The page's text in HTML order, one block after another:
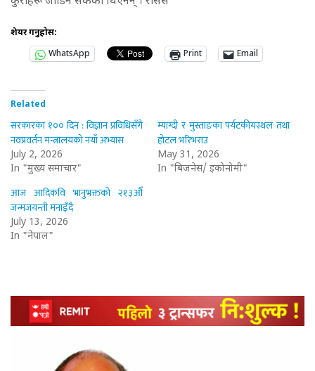
शेयर गर्नुहोस:
WhatsApp
Print Email
Related
सरकारका १०० दिन : विज्ञान प्रविधिसँगै
नवप्रवर्तन मन्त्रालयको नयाँ अभ्यास
July 2, 2026
In "मुख्य समाचार"
म्याग्दी र मुस्ताङका पर्यटकीयस्थल तथा
होटल भरिभराउ
May 31, 2026
In "बिजनेस/ इकोनोमी"
आज आदिकवि भानुभक्तको २१३औँ
जन्मजयन्ती मनाइँदै
July 13, 2026
In "नेपाल"